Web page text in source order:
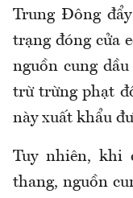
Trung Đông
trạng đóng cửa
nguồn cung
trừ trừng phạt
này xuất khẩu
Tuy nhiên, khi
thang, nguồn